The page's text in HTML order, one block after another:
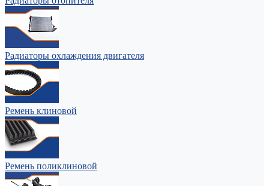
Радиаторы охлаждения двигателя
Ремень клиновой
Ремень поликлиновой